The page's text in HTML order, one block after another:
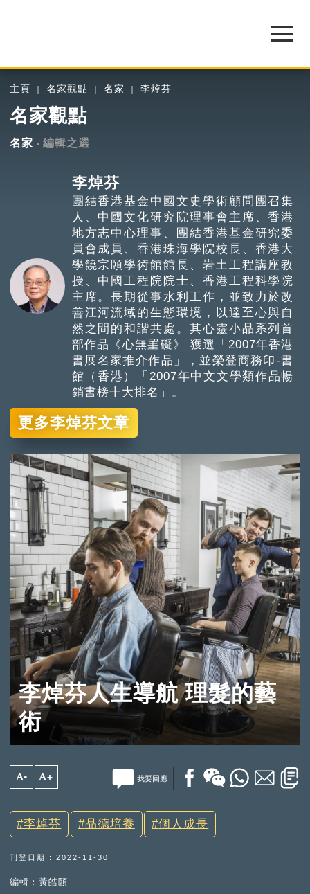
主頁 名家觀點 名家 李焯芬
名家觀點
名家 編輯之選
李焯芬
團結香港基金中國文史學術顧問團召集
人、中國文化研究院理事會主席、香港
地方志中心理事、團結香港基金研究委
員會成員、香港珠海學院校長、香港大
學饒宗頤學術館館長、岩土工程講座教
授、中國工程院院士、香港工程科學院
主席。長期從事水利工作，並致力於改
善江河流域的生態環境，以達至心與自
然之間的和諧共處。其心靈小品系列首
部作品《心無罣礙》 獲選「2007年香港
書展名家推介作品」，並榮登商務印-書
館（香港）「2007年中文文學類作品暢
銷書榜十大排名」。
更多李焯芬文章
李焯芬人生導航 理髮的藝
術
A- A+ 我要回應
李焯芬 品德培養 個人成長
刊登日期 : 2022-11-30
編輯︰黃皓頤